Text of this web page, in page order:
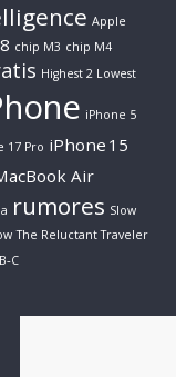
Apple
chip M3 chip M4
Highest 2 Lowest
iPhone 5
17 Pro iPhone 15
Air
rumores Slow
The Reluctant Traveler